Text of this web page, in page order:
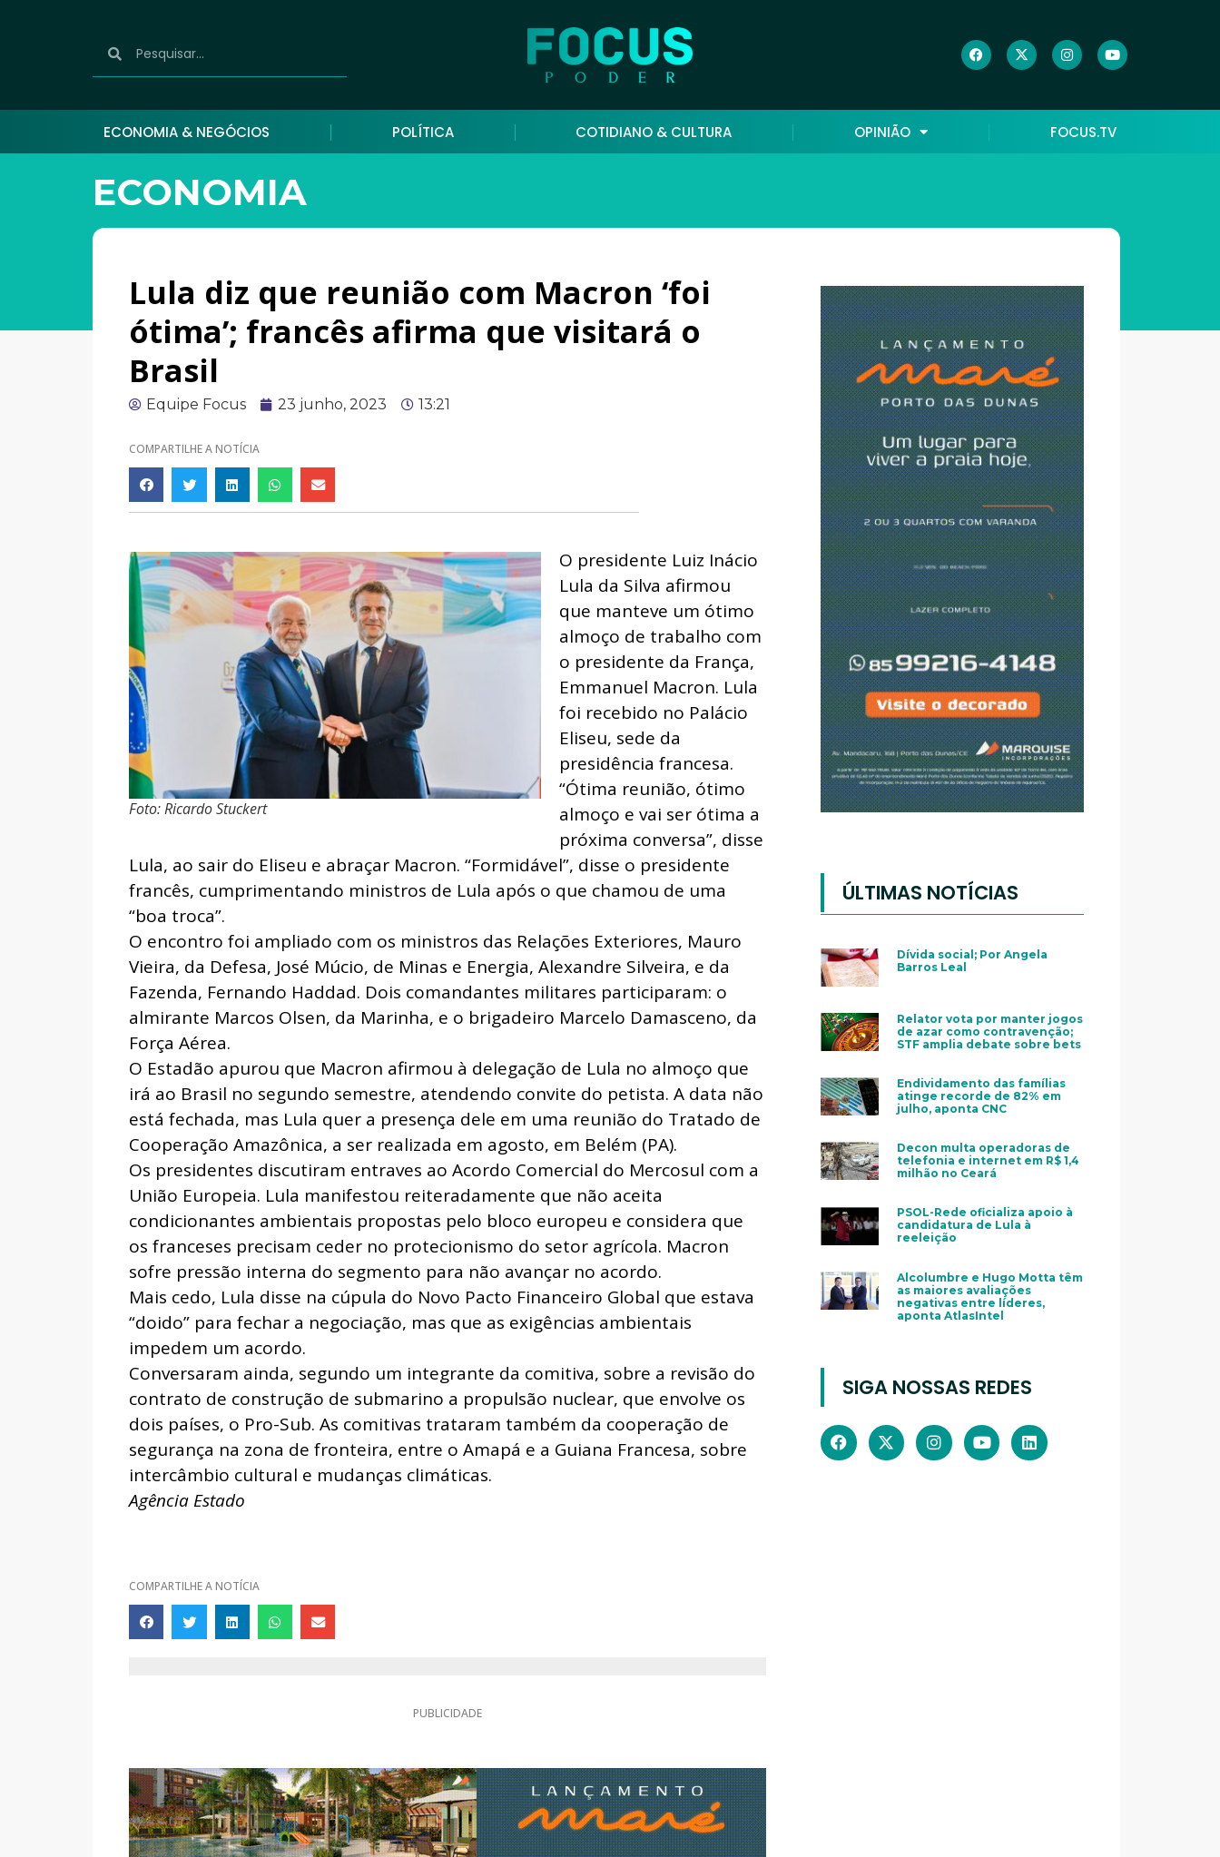
ECONOMIA & NEGÓCIOS POLÍTICA COTIDIANO & CULTURA OPINIÃO FOCUS.TV
ECONOMIA
Lula diz que reunião com Macron ‘foi
ótima’; francês afirma que visitará o
Brasil
Equipe Focus 23 junho, 2023 13:21
COMPARTILHE A NOTÍCIA
Foto: Ricardo Stuckert
O presidente Luiz Inácio
Lula da Silva afirmou
que manteve um ótimo
almoço de trabalho com
o presidente da França,
Emmanuel Macron. Lula
foi recebido no Palácio
Eliseu, sede da
presidência francesa.
“Ótima reunião, ótimo
almoço e vai ser ótima a
próxima conversa”, disse
Lula, ao sair do Eliseu e abraçar Macron. “Formidável”, disse o presidente
francês, cumprimentando ministros de Lula após o que chamou de uma
“boa troca”.
O encontro foi ampliado com os ministros das Relações Exteriores, Mauro
Vieira, da Defesa, José Múcio, de Minas e Energia, Alexandre Silveira, e da
Fazenda, Fernando Haddad. Dois comandantes militares participaram: o
almirante Marcos Olsen, da Marinha, e o brigadeiro Marcelo Damasceno, da
Força Aérea.
O Estadão apurou que Macron afirmou à delegação de Lula no almoço que
irá ao Brasil no segundo semestre, atendendo convite do petista. A data não
está fechada, mas Lula quer a presença dele em uma reunião do Tratado de
Cooperação Amazônica, a ser realizada em agosto, em Belém (PA).
Os presidentes discutiram entraves ao Acordo Comercial do Mercosul com a
União Europeia. Lula manifestou reiteradamente que não aceita
condicionantes ambientais propostas pelo bloco europeu e considera que
os franceses precisam ceder no protecionismo do setor agrícola. Macron
sofre pressão interna do segmento para não avançar no acordo.
Mais cedo, Lula disse na cúpula do Novo Pacto Financeiro Global que estava
“doido” para fechar a negociação, mas que as exigências ambientais
impedem um acordo.
Conversaram ainda, segundo um integrante da comitiva, sobre a revisão do
contrato de construção de submarino a propulsão nuclear, que envolve os
dois países, o Pro-Sub. As comitivas trataram também da cooperação de
segurança na zona de fronteira, entre o Amapá e a Guiana Francesa, sobre
intercâmbio cultural e mudanças climáticas.
Agência Estado
COMPARTILHE A NOTÍCIA
PUBLICIDADE
ÚLTIMAS NOTÍCIAS
Dívida social; Por Angela
Barros Leal
Relator vota por manter jogos
de azar como contravenção;
STF amplia debate sobre bets
Endividamento das famílias
atinge recorde de 82% em
julho, aponta CNC
Decon multa operadoras de
telefonia e internet em R$ 1,4
milhão no Ceará
PSOL-Rede oficializa apoio à
candidatura de Lula à
reeleição
Alcolumbre e Hugo Motta têm
as maiores avaliações
negativas entre líderes,
aponta AtlasIntel
SIGA NOSSAS REDES